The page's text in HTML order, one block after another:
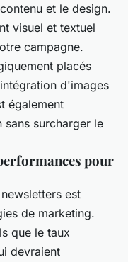
et le design.
visuel et textuel
campagne.
placés
d'images
également
surcharger le
pour
est
de marketing.
que le taux
devraient